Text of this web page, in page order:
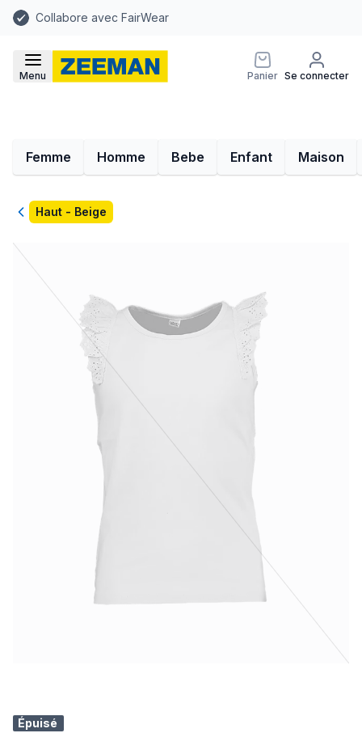
Collabore avec FairWear
Menu Panier Se connecter
Femme Homme Bebe Enfant Maison
RetourHaut - Beige
Épuisé